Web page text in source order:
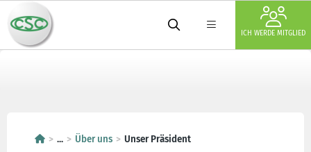
ICH WERDE MITGLIED
... Über uns Unser Präsident